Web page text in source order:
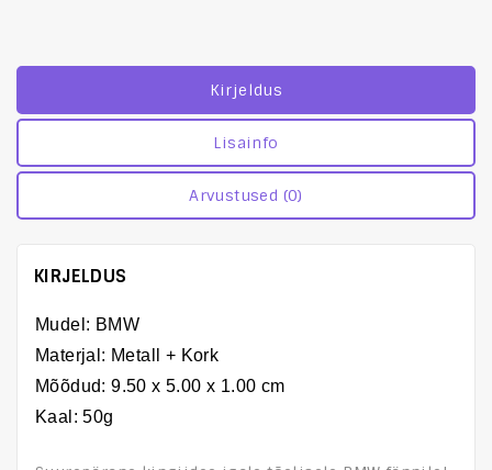
Kirjeldus
Lisainfo
Arvustused (0)
KIRJELDUS
Mudel: BMW
Materjal: Metall + Kork
Mõõdud:9.50 x 5.00 x 1.00 cm
Kaal: 50g